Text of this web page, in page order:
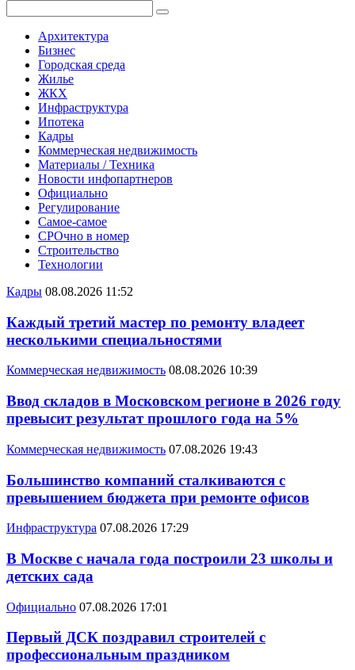
Архитектура
Бизнес
Городская среда
Жилье
ЖКХ
Инфраструктура
Ипотека
Кадры
Коммерческая недвижимость
Материалы / Техника
Новости инфопартнеров
Официально
Регулирование
Самое-самое
СРОчно в номер
Строительство
Технологии
Кадры 08.08.2026 11:52
Каждый третий мастер по ремонту владеет
несколькими специальностями
Коммерческая недвижимость 08.08.2026 10:39
Ввод складов в Московском регионе в 2026 году
превысит результат прошлого года на 5%
Коммерческая недвижимость 07.08.2026 19:43
Большинство компаний сталкиваются с
превышением бюджета при ремонте офисов
Инфраструктура 07.08.2026 17:29
В Москве с начала года построили 23 школы и
детских сада
Официально 07.08.2026 17:01
Первый ДСК поздравил строителей с
профессиональным праздником